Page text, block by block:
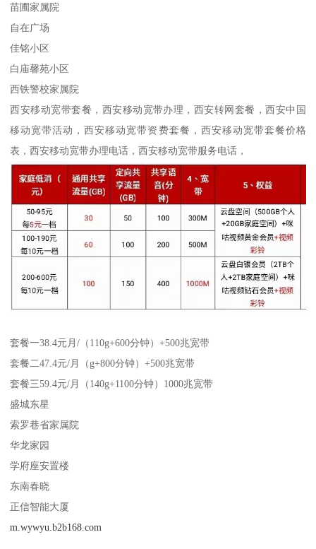
苗圃家属院
自在广场
佳铭小区
白庙馨苑小区
西铁警校家属院
西安移动宽带套餐，西安移动宽带办理，西安转网套餐，西安中国
移动宽带活动，西安移动宽带资费套餐，西安移动宽带套餐价格
表，西安移动宽带办理电话，西安移动宽带服务电话，
套餐一38.4元月/（110g+600分钟）+500兆宽带
套餐二47.4元/月（g+800分钟）+500兆宽带
套餐三59.4元/月（140g+1100分钟）1000兆宽带
盛城东星
索罗巷省家属院
华龙家园
学府座安置楼
东南春晓
正信智能大厦
m.wywyu.b2b168.com